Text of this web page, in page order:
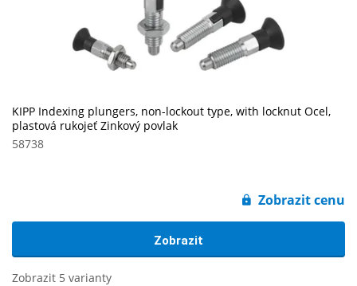
KIPP Indexing plungers, non-lockout type, with locknut Ocel,
plastová rukojeť Zinkový povlak
58738
Zobrazit cenu
Zobrazit
Zobrazit 5 varianty